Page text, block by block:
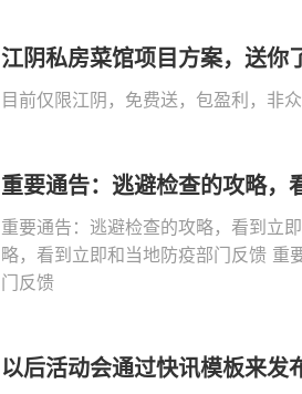
江阴私房菜馆项目方案，送你
目前仅限江阴，免费送，包盈利，非
重要通告：逃避检查的攻略，
重要通告：逃避检查的攻略，看到立
略，看到立即和当地防疫部门反馈 重
门反馈
以后活动会通过快讯模板来发